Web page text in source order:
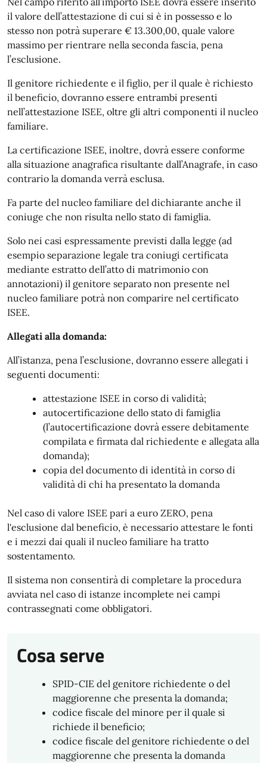
il valore dell’attestazione di cui si è in possesso e lo
stesso non potrà superare € 13.300,00, quale valore
massimo per rientrare nella seconda fascia, pena
l’esclusione.
Il genitore richiedente e il figlio, per il quale è richiesto
il beneficio, dovranno essere entrambi presenti
nell’attestazione ISEE, oltre gli altri componenti il nucleo
familiare.
La certificazione ISEE, inoltre, dovrà essere conforme
alla situazione anagrafica risultante dall’Anagrafe, in caso
contrario la domanda verrà esclusa.
Fa parte del nucleo familiare del dichiarante anche il
coniuge che non risulta nello stato di famiglia.
Solo nei casi espressamente previsti dalla legge (ad
esempio separazione legale tra coniugi certificata
mediante estratto dell’atto di matrimonio con
annotazioni) il genitore separato non presente nel
nucleo familiare potrà non comparire nel certificato
ISEE.
Allegati alla domanda:
All’istanza, pena l’esclusione, dovranno essere allegati i
seguenti documenti:
attestazione ISEE in corso di validità;
autocertificazione dello stato di famiglia
(l’autocertificazione dovrà essere debitamente
compilata e firmata dal richiedente e allegata alla
domanda);
copia del documento di identità in corso di
validità di chi ha presentato la domanda
Nel caso di valore ISEE pari a euro ZERO, pena
l'esclusione dal beneficio, è necessario attestare le fonti
e i mezzi dai quali il nucleo familiare ha tratto
sostentamento.
Il sistema non consentirà di completare la procedura
avviata nel caso di istanze incomplete nei campi
contrassegnati come obbligatori.
Cosa serve
SPID-CIE del genitore richiedente o del
maggiorenne che presenta la domanda;
codice fiscale del minore per il quale si
richiede il beneficio;
codice fiscale del genitore richiedente o del
maggiorenne che presenta la domanda